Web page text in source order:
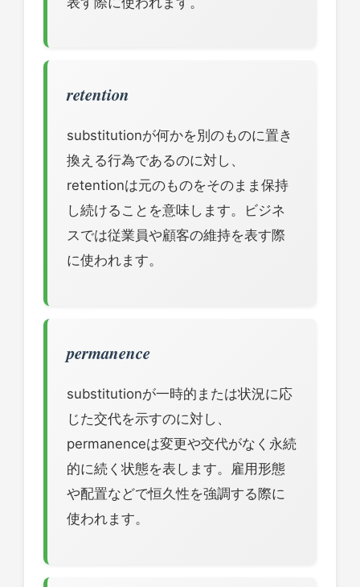
retention
substitutionが何かを別のものに置き
換える行為であるのに対し、
retentionは元のものをそのまま保持
し続けることを意味します。ビジネ
スでは従業員や顧客の維持を表す際
に使われます。
permanence
substitutionが一時的または状況に応
じた交代を示すのに対し、
permanenceは変更や交代がなく永続
的に続く状態を表します。雇用形態
や配置などで恒久性を強調する際に
使われます。